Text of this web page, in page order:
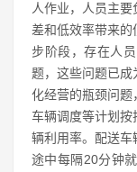
人作业，人员主
差和低效率带来的
步阶段，存在人
题，这些问题已成
化经营的瓶颈问题
车辆调度等计划按
辆利用率。配送车
途中每隔20分钟